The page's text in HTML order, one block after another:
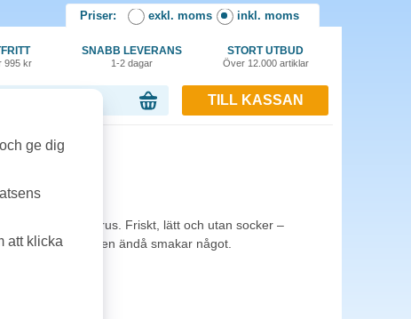
Priser: exkl. moms inkl. moms
995 kr
SNABB LEVERANS
1-2 dagar
STORT UTBUD
Över 12.000 artiklar
TILL KASSAN
tydlig ton av citrus. Friskt, lätt och utan socker –
törsten men ändå smakar något.
ge dig
att klicka